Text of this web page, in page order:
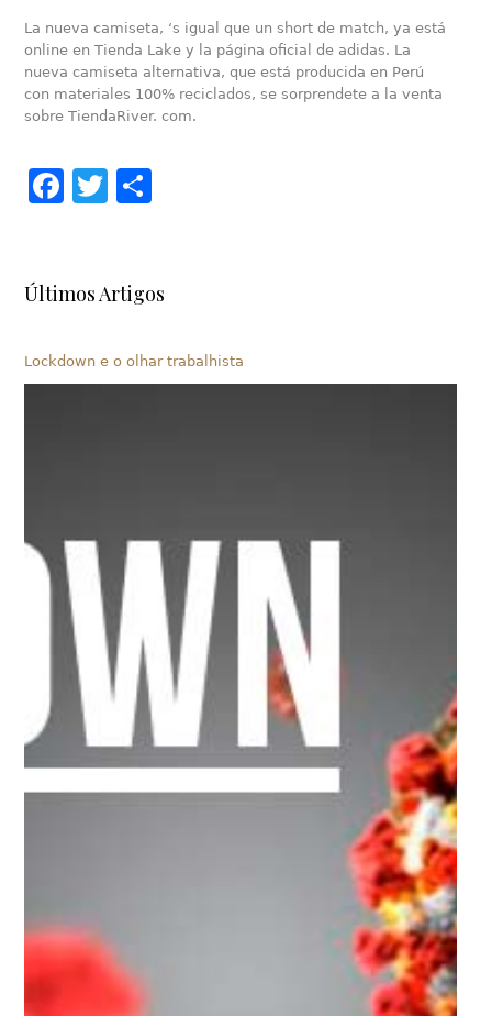
La nueva camiseta, ‘s igual que un short de match, ya está
online en Tienda Lake y la página oficial de adidas. La
nueva camiseta alternativa, que está producida en Perú
con materiales 100% reciclados, se sorprendete a la venta
sobre TiendaRiver. com.
Facebook
Twitter
Últimos Artigos
Lockdown e o olhar trabalhista